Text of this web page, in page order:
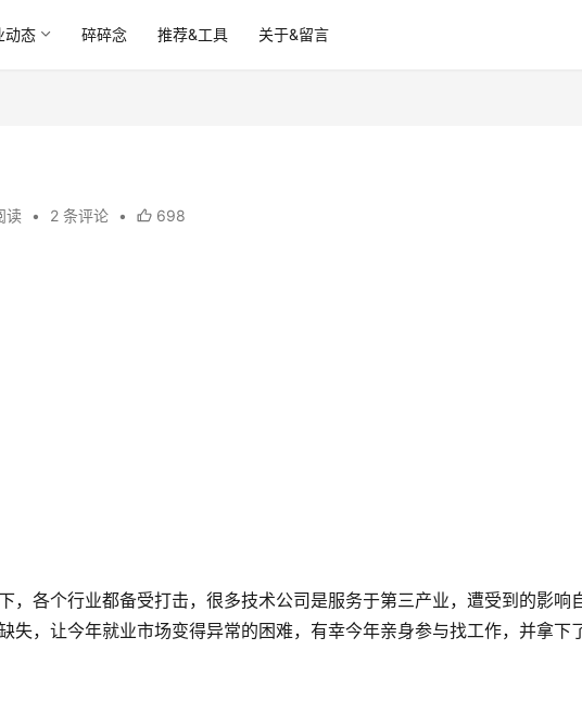
动态 碎碎念 推荐&工具 关于&留言
读 • 2 条评论 • 698
，各个行业都备受打击，很多技术公司是服务于第三产业，遭受到的影响
失，让今年就业市场变得异常的困难，有幸今年亲身参与找工作，并拿下